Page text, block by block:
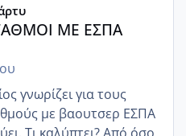
ΜΕ ΕΣΠΑ
γνωρίζει για τους
με βαουτσερ ΕΣΠΑ